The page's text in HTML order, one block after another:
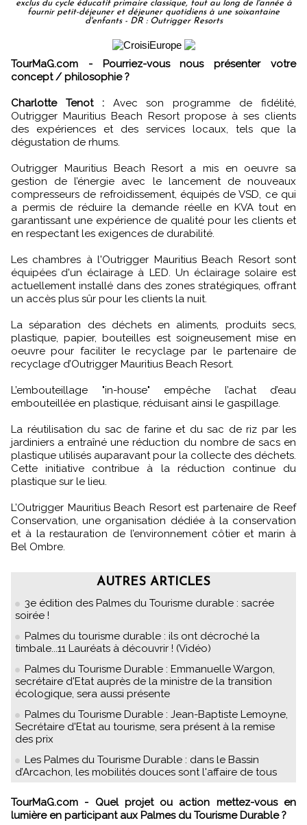
exclus du cycle éducatif primaire classique, tout au long de l'année à
fournir petit-déjeuner et déjeuner quotidiens à une soixantaine
d'enfants - DR : Outrigger Resorts
TourMaG.com - Pourriez-vous nous présenter votre
concept / philosophie ?
Charlotte Tenot :Avec son programme de fidélité,
Outrigger Mauritius Beach Resort propose à ses clients
des expériences et des services locaux, tels que la
dégustation de rhums.
Outrigger Mauritius Beach Resort a mis en oeuvre sa
gestion de l’énergie avec le lancement de nouveaux
compresseurs de refroidissement, équipés de VSD, ce qui
a permis de réduire la demande réelle en KVA tout en
garantissant une expérience de qualité pour les clients et
en respectant les exigences de durabilité.
Les chambres à l'Outrigger Mauritius Beach Resort sont
équipées d'un éclairage à LED. Un éclairage solaire est
actuellement installé dans des zones stratégiques, offrant
un accès plus sûr pour les clients la nuit.
La séparation des déchets en aliments, produits secs,
plastique, papier, bouteilles est soigneusement mise en
oeuvre pour faciliter le recyclage par le partenaire de
recyclage d’Outrigger Mauritius Beach Resort.
L’embouteillage "in-house" empêche l’achat d’eau
embouteillée en plastique, réduisant ainsi le gaspillage.
La réutilisation du sac de farine et du sac de riz par les
jardiniers a entraîné une réduction du nombre de sacs en
plastique utilisés auparavant pour la collecte des déchets.
Cette initiative contribue à la réduction continue du
plastique sur le lieu.
L’Outrigger Mauritius Beach Resort est partenaire de Reef
Conservation, une organisation dédiée à la conservation
et à la restauration de l’environnement côtier et marin à
Bel Ombre.
AUTRES ARTICLES
3e édition des Palmes du Tourisme durable : sacrée
soirée !
Palmes du tourisme durable : ils ont décroché la
timbale...11 Lauréats à découvrir ! (Vidéo)
Palmes du Tourisme Durable : Emmanuelle Wargon,
secrétaire d'Etat auprès de la ministre de la transition
écologique, sera aussi présente
Palmes du Tourisme Durable : Jean-Baptiste Lemoyne,
Secrétaire d'Etat au tourisme, sera présent à la remise
des prix
Les Palmes du Tourisme Durable : dans le Bassin
d’Arcachon, les mobilités douces sont l'affaire de tous
TourMaG.com - Quel projet ou action mettez-vous en
lumière en participant aux Palmes du Tourisme Durable ?